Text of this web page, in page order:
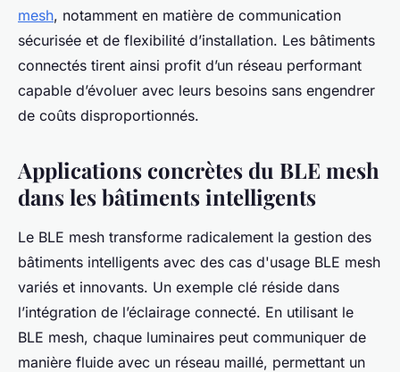
mesh, notamment en matière de communication
sécurisée et de flexibilité d’installation. Les bâtiments
connectés tirent ainsi profit d’un réseau performant
capable d’évoluer avec leurs besoins sans engendrer
de coûts disproportionnés.
Applications concrètes du BLE mesh
dans les bâtiments intelligents
Le BLE mesh transforme radicalement la gestion des
bâtiments intelligents avec des cas d'usage BLE mesh
variés et innovants. Un exemple clé réside dans
l’intégration de l’éclairage connecté. En utilisant le
BLE mesh, chaque luminaires peut communiquer de
manière fluide avec un réseau maillé, permettant un